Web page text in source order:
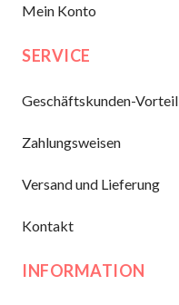
Mein Konto
SERVICE
Geschäftskunden-Vorteil
Zahlungsweisen
Versand und Lieferung
Kontakt
INFORMATION